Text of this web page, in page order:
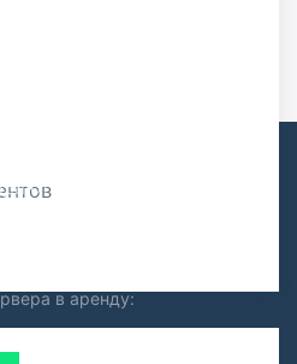
и продаются
в аренду: